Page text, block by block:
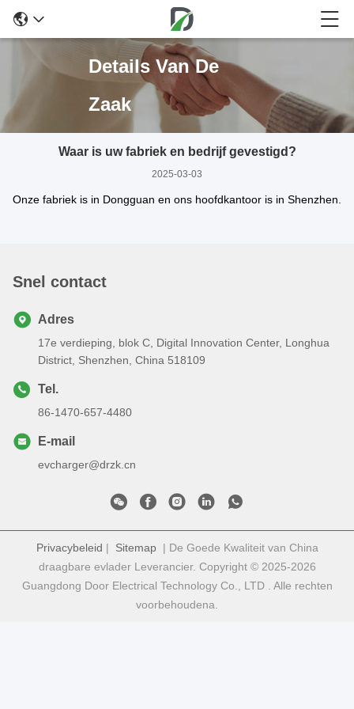
Details Van De
Zaak
Waar is uw fabriek en bedrijf gevestigd?
2025-03-03
Onze fabriek is in Dongguan en ons hoofdkantoor is in Shenzhen.
Snel contact
Adres
17e verdieping, blok C, Digital Innovation Center, Longhua
District, Shenzhen, China 518109
Tel.
86-1470-657-4480
E-mail
evcharger@drzk.cn
Privacybeleid | Sitemap| De Goede Kwaliteit van China
draagbare evlader Leverancier. Copyright © 2025-2026
Guangdong Door Electrical Technology Co., LTD . Alle rechten
voorbehoudena.